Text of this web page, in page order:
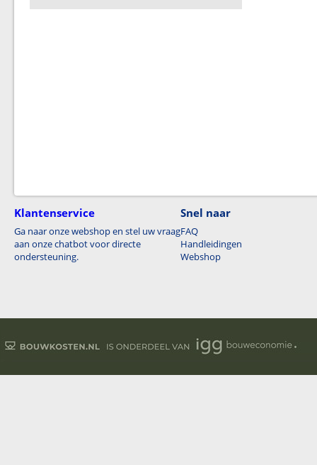
Klantenservice
Ga naar onze webshop en stel uw vraag
aan onze chatbot voor directe
ondersteuning.
Snel naar
FAQ
Handleidingen
Webshop